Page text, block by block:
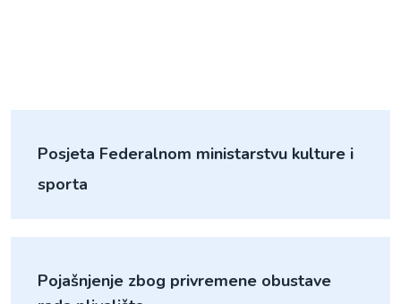
Posjeta Federalnom ministarstvu kulture i
sporta
Pojašnjenje zbog privremene obustave